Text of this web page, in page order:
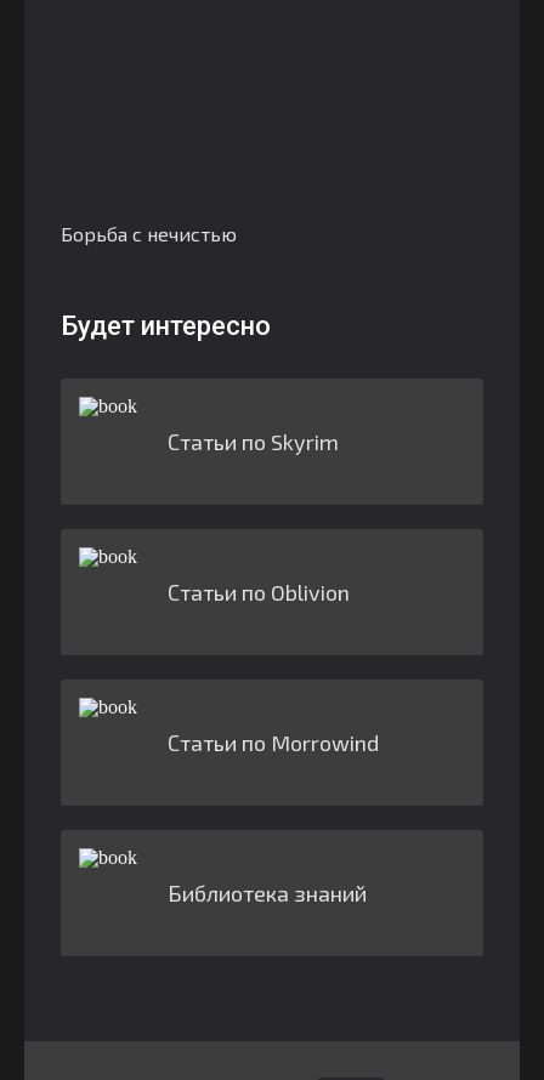
Борьба с нечистью
Будет интересно
Статьи по Skyrim
Статьи по Oblivion
Статьи по Morrowind
Библиотека знаний